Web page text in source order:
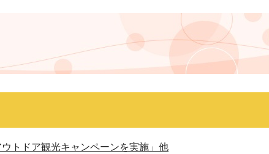
トドア観光キャンペーンを実施」他